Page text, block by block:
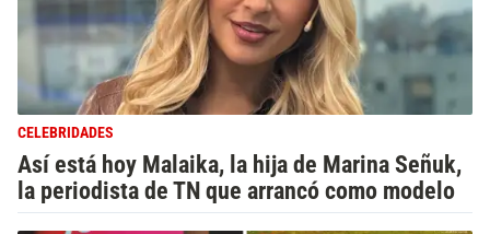
CELEBRIDADES
Así está hoy Malaika, la hija de Marina Señuk,
la periodista de TN que arrancó como modelo